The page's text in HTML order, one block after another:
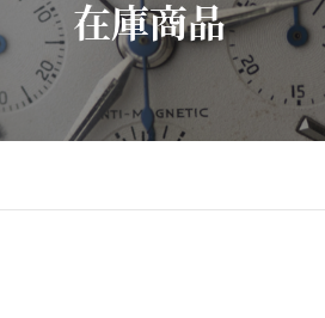
在庫商品